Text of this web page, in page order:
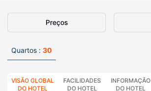
Preços
Quartos : 30
VISÃO GLOBAL
DO HOTEL
FACILIDADES
DO HOTEL
INFORMAÇÃO
DO HOTEL